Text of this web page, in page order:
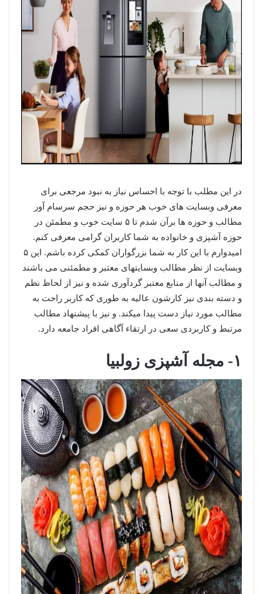
در این مطلب با توجه با احساس نیاز به نبود مرجعی برای
معرفی وبسایت های خوب هر حوزه و نیز حجم سرسام آور
مطالب و حوزه ها برآن شدم تا ۵ سایت خوب و مطمئن در
حوزه آشپزی و خانواده به شما کاربران گرامی معرفی کنم.
امیدوارم با این کار به شما بزرگواران کمکی کرده باشم. این ۵
وبسایت از نظر مطالب وبسایتهای معتبر و مطمئنی می باشند
و مطالب آنها از منابع معتبر گردآوری شده و نیز از لحاظ نظم
و دسته بندی نیز کارشون عالیه به طوری که کاربر راحت به
مطالب مورد نیاز دست پیدا میکند. و نیز با پیشنهاد مطالب
مرتبط و کاربردی سعی در ارتقاء آگاهی افراد جامعه دارد.
۱- مجله آشپزی زولبیا